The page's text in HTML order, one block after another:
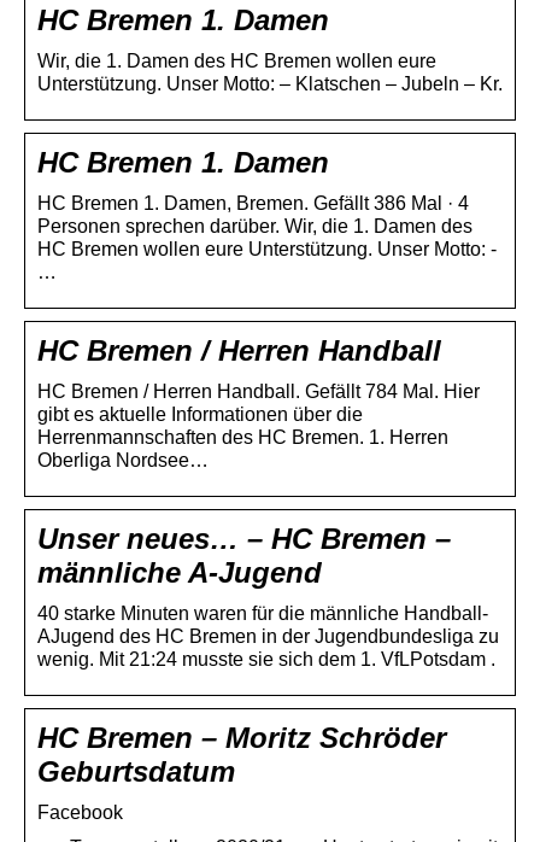
HC Bremen 1. Damen
Wir, die 1. Damen des HC Bremen wollen eure
Unterstützung. Unser Motto: – Klatschen – Jubeln – Kr.
HC Bremen 1. Damen
HC Bremen 1. Damen, Bremen. Gefällt 386 Mal · 4
Personen sprechen darüber. Wir, die 1. Damen des
HC Bremen wollen eure Unterstützung. Unser Motto: -
…
HC Bremen / Herren Handball
HC Bremen / Herren Handball. Gefällt 784 Mal. Hier
gibt es aktuelle Informationen über die
Herrenmannschaften des HC Bremen. 1. Herren
Oberliga Nordsee…
Unser neues… – HC Bremen –
männliche A-Jugend
40 starke Minuten waren für die männliche Handball-
AJugend des HC Bremen in der Jugendbundesliga zu
wenig. Mit 21:24 musste sie sich dem 1. VfLPotsdam .
HC Bremen – Moritz Schröder
Geburtsdatum
Facebook